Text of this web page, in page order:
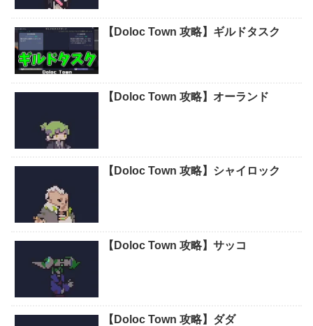
【Doloc Town 攻略】ギルドタスク
【Doloc Town 攻略】オーランド
【Doloc Town 攻略】シャイロック
【Doloc Town 攻略】サッコ
【Doloc Town 攻略】ダダ